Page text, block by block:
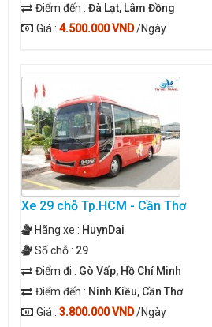
Điểm đến : Đà Lạt, Lâm Đồng
Giá : 4.500.000 VND/Ngày
Xe 29 chỗ Tp.HCM - Cần Thơ
Hãng xe : HuynDai
Số chỗ : 29
Điểm đi : Gò Vấp, Hồ Chí Minh
Điểm đến : Ninh Kiều, Cần Thơ
Giá : 3.800.000 VND/Ngày